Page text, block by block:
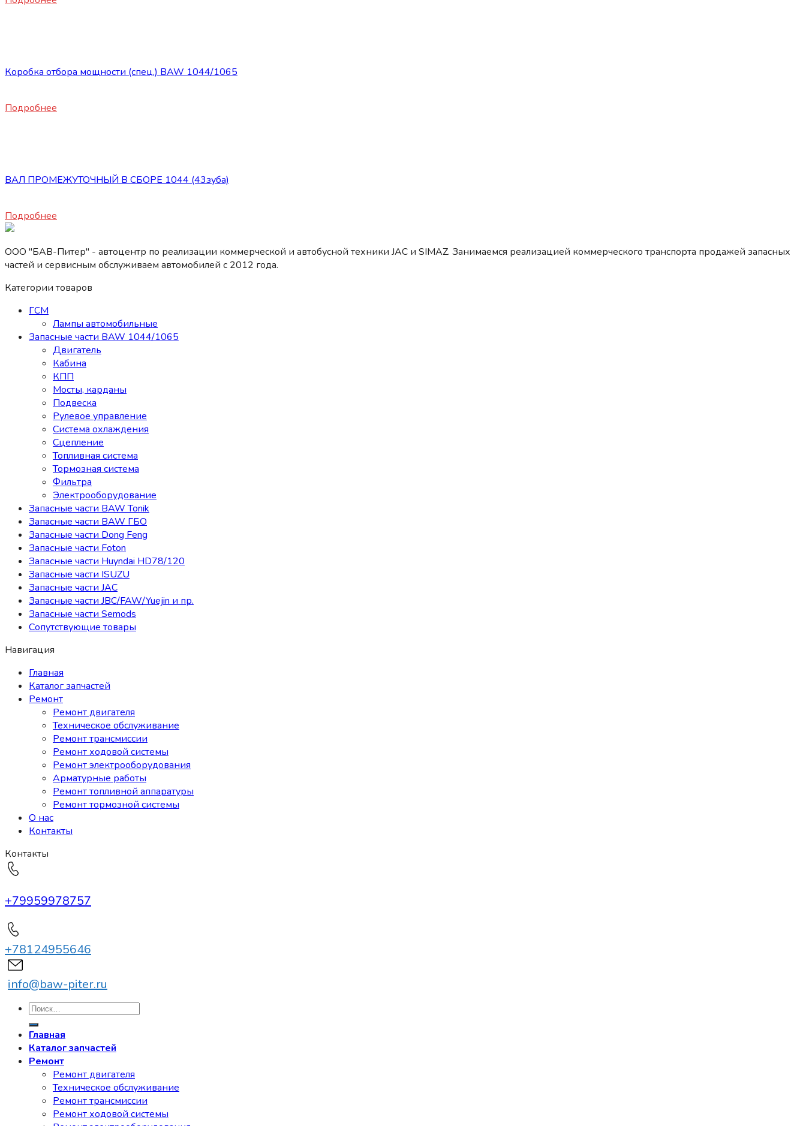
Коробка отбора мощности (спец.) BAW 1044/1065
Подробнее
ВАЛ ПРОМЕЖУТОЧНЫЙ В СБОРЕ 1044 (43зуба)
Подробнее
ООО "БАВ-Питер" - автоцентр по реализации коммерческой и автобусной техники JAC и SIMAZ. Занимаемся реализацией коммерческого транспорта продажей запасных
частей и сервисным обслуживаем автомобилей c 2012 года.
Категории товаров
ГСМ
Лампы автомобильные
Запасные части BAW 1044/1065
Двигатель
Кабина
КПП
Мосты, карданы
Подвеска
Рулевое управление
Система охлаждения
Сцепление
Топливная система
Тормозная система
Фильтра
Электрооборудование
Запасные части BAW Tonik
Запасные части BAW ГБО
Запасные части Dong Feng
Запасные части Foton
Запасные части Huyndai HD78/120
Запасные части ISUZU
Запасные части JAC
Запасные части JBC/FAW/Yuejin и пр.
Запасные части Semods
Сопутствующие товары
Навигация
Главная
Каталог запчастей
Ремонт
Ремонт двигателя
Техническое обслуживание
Ремонт трансмиссии
Ремонт ходовой системы
Ремонт электрооборудования
Арматурные работы
Ремонт топливной аппаратуры
Ремонт тормозной системы
О нас
Контакты
Контакты
+79959978757
+78124955646
info@baw-piter.ru
Искать:
Главная
Каталог запчастей
Ремонт
Ремонт двигателя
Техническое обслуживание
Ремонт трансмиссии
Ремонт ходовой системы